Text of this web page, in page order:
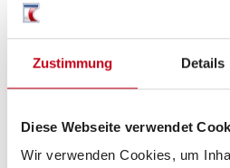
Zustimmung Details
Diese Webseite verwendet
Wir verwenden Cookies, um
Dieselheizung